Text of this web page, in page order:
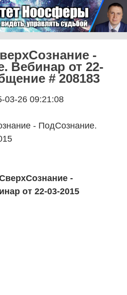
Ноосферы
-
Вебинар от 22-
# 208183
03-26 09:21:08
- ПодСознание.
-
от 22-03-2015